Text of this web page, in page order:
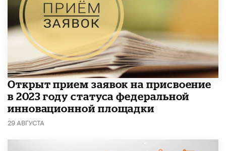
Открыт прием заявок на присвоение
в 2023 году статуса федеральной
инновационной площадки
29 АВГУСТА